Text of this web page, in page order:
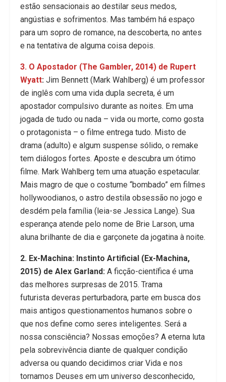
estão sensacionais ao destilar seus medos,
angústias e sofrimentos. Mas também há espaço
para um sopro de romance, na descoberta, no antes
e na tentativa de alguma coisa depois.
3. O Apostador (The Gambler, 2014) de Rupert
Wyatt: Jim Bennett (Mark Wahlberg) é um professor
de inglês com uma vida dupla secreta, é um
apostador compulsivo durante as noites. Em uma
jogada de tudo ou nada – vida ou morte, como gosta
o protagonista – o filme entrega tudo. Misto de
drama (adulto) e algum suspense sólido, o remake
tem diálogos fortes. Aposte e descubra um ótimo
filme. Mark Wahlberg tem uma atuação espetacular.
Mais magro de que o costume “bombado” em filmes
hollywoodianos, o astro destila obsessão no jogo e
desdém pela família (leia-se Jessica Lange). Sua
esperança atende pelo nome de Brie Larson, uma
aluna brilhante de dia e garçonete da jogatina à noite.
2. Ex-Machina: Instinto Artificial (Ex-Machina,
2015) de Alex Garland: A ficção-científica é uma
das melhores surpresas de 2015. Trama
futurista deveras perturbadora, parte em busca dos
mais antigos questionamentos humanos sobre o
que nos define como seres inteligentes. Será a
nossa consciência? Nossas emoções? A eterna luta
pela sobrevivência diante de qualquer condição
adversa ou quando decidimos criar Vida e nos
tornamos Deuses em um universo desconhecido,